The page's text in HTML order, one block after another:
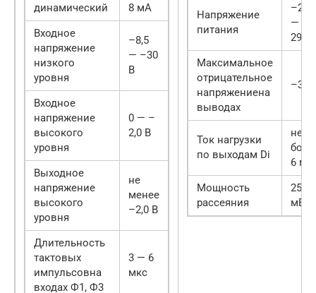
динамический
8 мА
Входное
напряжение
низкого
уровня
–8,5
— –30
В
Входное
напряжение
высокого
уровня
0 — –
2,0 В
Выходное
напряжение
высокого
уровня
не
менее
–2,0 В
Длительность
тактовых
импульсовна
входах Ф1, Ф3
3 — 6
мкс
Напряжение
питания
–24,3
— –
29,7
Максимальное
отрицательное
напряжениена
выводах
–30
Ток нагрузки
по выходам Di
не
6 мА
Мощность
рассеяния
250
мВт